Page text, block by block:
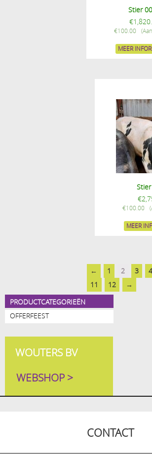
Stier
€
€100.00
MEER
€
€100.00
MEER
← 1 2 3
11
12
→
PRODUCTCATEGORIEËN
OFFERFEEST
WOUTERS BV
WEBSHOP >
CONTACT